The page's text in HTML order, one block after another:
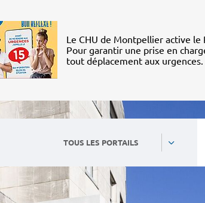
Le CHU de Montpellier active le
Pour garantir une prise en
tout déplacement aux urgences.
TOUS LES PORTAILS